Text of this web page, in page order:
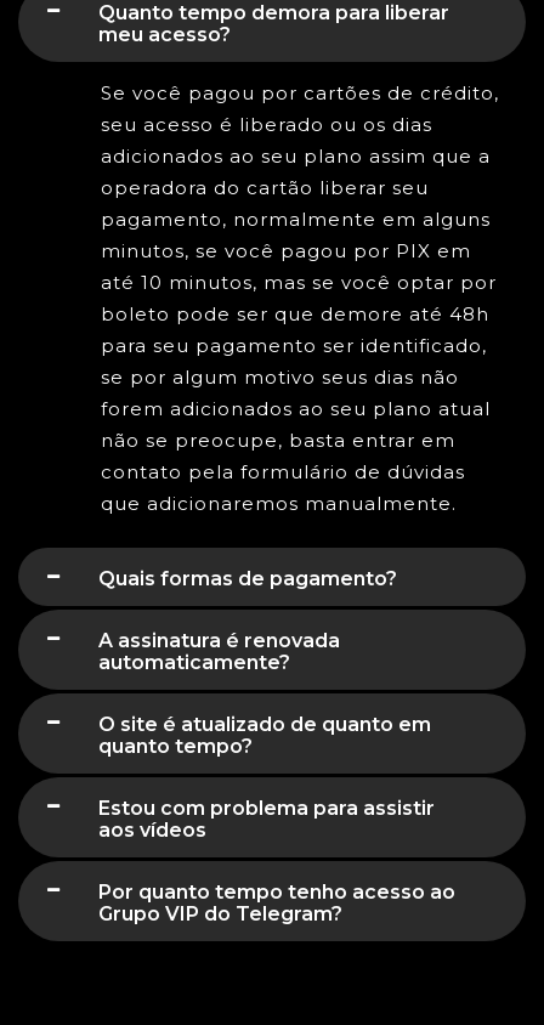
Quanto tempo demora para liberar
meu acesso?
Se você pagou por cartões de crédito,
seu acesso é liberado ou os dias
adicionados ao seu plano assim que a
operadora do cartão liberar seu
pagamento, normalmente em alguns
minutos, se você pagou por PIX em
até 10 minutos, mas se você optar por
boleto pode ser que demore até 48h
para seu pagamento ser identificado,
se por algum motivo seus dias não
forem adicionados ao seu plano atual
não se preocupe, basta entrar em
contato pela formulário de dúvidas
que adicionaremos manualmente.
Quais formas de pagamento?
A assinatura é renovada
automaticamente?
O site é atualizado de quanto em
quanto tempo?
Estou com problema para assistir
aos vídeos
Por quanto tempo tenho acesso ao
Grupo VIP do Telegram?